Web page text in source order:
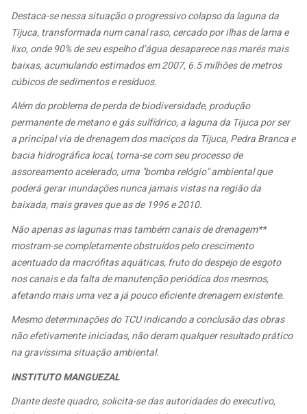
Destaca-se nessa situação o progressivo colapso da laguna da
Tijuca, transformada num canal raso, cercado por ilhas de lama e
lixo, onde 90% de seu espelho d’água desaparece nas marés mais
baixas, acumulando estimados em 2007, 6.5 milhões de metros
cúbicos de sedimentos e resíduos.
Além do problema de perda de biodiversidade, produção
permanente de metano e gás sulfídrico, a laguna da Tijuca por ser
a principal via de drenagem dos maciços da Tijuca, Pedra Branca e
bacia hidrográfica local, torna-se com seu processo de
assoreamento acelerado, uma "bomba relógio" ambiental que
poderá gerar inundações nunca jamais vistas na região da
baixada, mais graves que as de 1996 e 2010.
Não apenas as lagunas mas também canais de drenagem**
mostram-se completamente obstruídos pelo crescimento
acentuado da macrófitas aquáticas, fruto do despejo de esgoto
nos canais e da falta de manutenção periódica dos mesmos,
afetando mais uma vez a já pouco eficiente drenagem existente.
Mesmo determinações do TCU indicando a conclusão das obras
não efetivamente iniciadas, não deram qualquer resultado prático
na gravíssima situação ambiental.
INSTITUTO MANGUEZAL
Diante deste quadro, solicita-se das autoridades do executivo,